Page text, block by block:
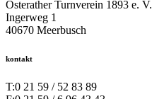
Osterather Turnverein 1893 e. V.
Ingerweg 1
40670 Meerbusch
kontakt
T:0 21 59 / 52 83 89